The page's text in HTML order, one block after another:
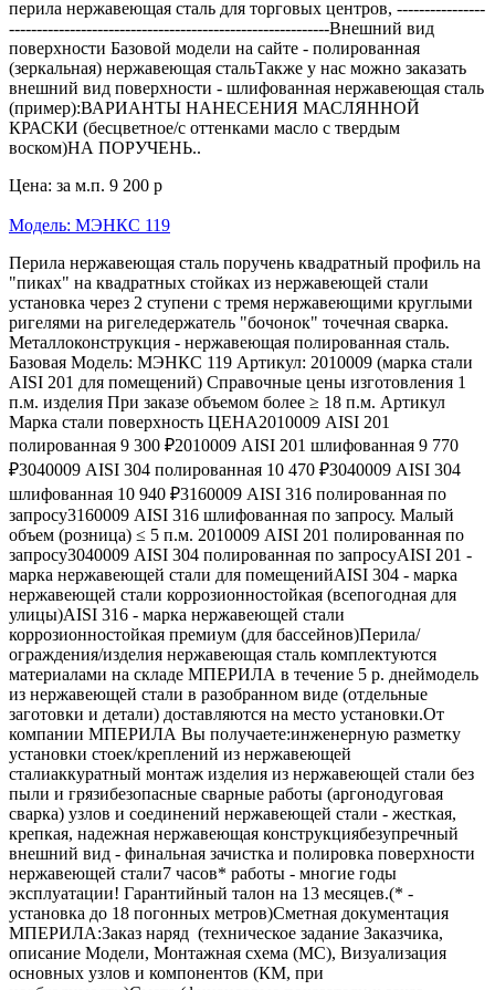
перила нержавеющая сталь для торговых центров, ----------------
----------------------------------------------------------Внешний вид
поверхности Базовой модели на сайте - полированная
(зеркальная) нержавеющая стальТакже у нас можно заказать
внешний вид поверхности - шлифованная нержавеющая сталь
(пример):ВАРИАНТЫ НАНЕСЕНИЯ МАСЛЯННОЙ
КРАСКИ (бесцветное/с оттенками масло с твердым
воском)НА ПОРУЧЕНЬ..
Цена: за м.п. 9 200 р
Модель: МЭНКС 119
Перила нержавеющая сталь поручень квадратный профиль на
"пиках" на квадратных стойках из нержавеющей стали
установка через 2 ступени с тремя нержавеющими круглыми
ригелями на ригеледержатель "бочонок" точечная сварка.
Металлоконструкция - нержавеющая полированная сталь.
Базовая Модель: МЭНКС 119 Артикул: 2010009 (марка стали
AISI 201 для помещений) Справочные цены изготовления 1
п.м. изделия При заказе объемом более ≥ 18 п.м. Артикул
Марка стали поверхность ЦЕНА2010009 AISI 201
полированная 9 300 ₽2010009 AISI 201 шлифованная 9 770
₽3040009 AISI 304 полированная 10 470 ₽3040009 AISI 304
шлифованная 10 940 ₽3160009 AISI 316 полированная по
запросу3160009 AISI 316 шлифованная по запросу. Малый
объем (розница) ≤ 5 п.м. 2010009 AISI 201 полированная по
запросу3040009 AISI 304 полированная по запросуAISI 201 -
марка нержавеющей стали для помещенийAISI 304 - марка
нержавеющей стали коррозионностойкая (всепогодная для
улицы)AISI 316 - марка нержавеющей стали
коррозионностойкая премиум (для бассейнов)Перила/
ограждения/изделия нержавеющая сталь комплектуются
материалами на складе МПЕРИЛА в течение 5 р. днеймодель
из нержавеющей стали в разобранном виде (отдельные
заготовки и детали) доставляются на место установки.От
компании МПЕРИЛА Вы получаете:инженерную разметку
установки стоек/креплений из нержавеющей
сталиаккуратный монтаж изделия из нержавеющей стали без
пыли и грязибезопасные сварные работы (аргонодуговая
сварка) узлов и соединений нержавеющей стали - жесткая,
крепкая, надежная нержавеющая конструкциябезупречный
внешний вид - финальная зачистка и полировка поверхности
нержавеющей стали7 часов* работы - многие годы
эксплуатации! Гарантийный талон на 13 месяцев.(* -
установка до 18 погонных метров)Сметная документация
МПЕРИЛА:Заказ наряд (техническое задание Заказчика,
описание Модели, Монтажная схема (МС), Визуализация
основных узлов и компонентов (КМ, при